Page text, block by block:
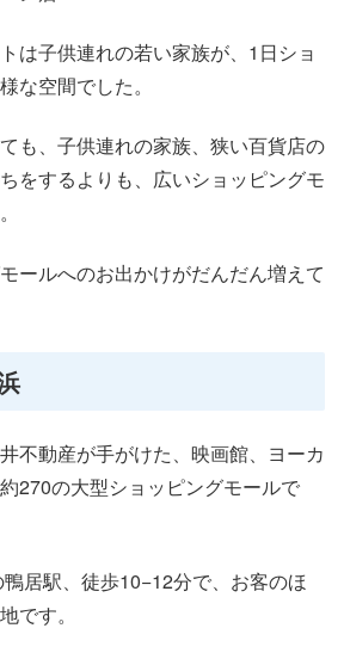
は子供連れの若い家族が、1日ショ
な空間でした。
も、子供連れの家族、狭い百貨店の
をするよりも、広いショッピングモ
ールへのお出かけがだんだん増えて
不動産が手がけた、映画館、ヨーカ
270の大型ショッピングモールで
居駅、徒歩10−12分で、お客のほ
です。